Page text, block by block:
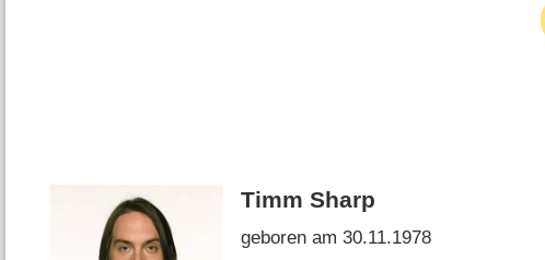
Timm Sharp
geboren am 30.11.1978